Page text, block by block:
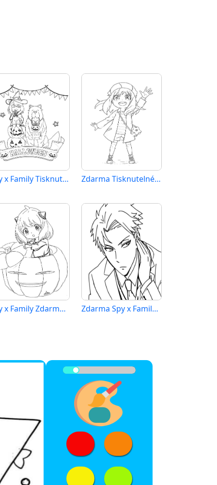
Spy x Family Tisknutelné pro Děti Zdarma Tisknutelné Spy x Family
Spy x Family Zdarma Tisknutelné Zdarma Spy x Family Obrázek